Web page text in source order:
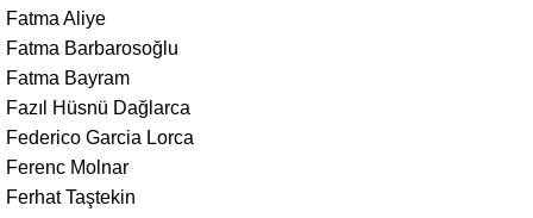
Fatma Aliye
Fatma Barbarosoğlu
Fatma Bayram
Fazıl Hüsnü Dağlarca
Federico Garcia Lorca
Ferenc Molnar
Ferhat Taştekin